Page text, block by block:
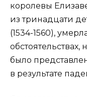
королевы
из тринадцати
(1534-1560),
обстоятельствах,
было
в результате